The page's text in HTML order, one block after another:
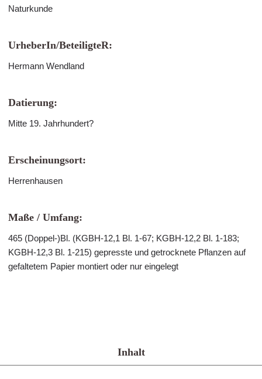
Naturkunde
UrheberIn/BeteiligteR:
Hermann Wendland
Datierung:
Mitte 19. Jahrhundert?
Erscheinungsort:
Herrenhausen
Maße / Umfang:
465 (Doppel-)Bl. (KGBH-12,1 Bl. 1-67; KGBH-12,2 Bl. 1-183;
KGBH-12,3 Bl. 1-215) gepresste und getrocknete Pflanzen auf
gefaltetem Papier montiert oder nur eingelegt
Inhalt